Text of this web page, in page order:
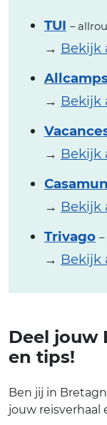
TUI –
→ Bekijk
→ Bekijk
→ Bekijk
→ Bekijk
Trivago
→ Bekijk
Deel jouw
en tips!
Ben jij in
jouw reisverhaal